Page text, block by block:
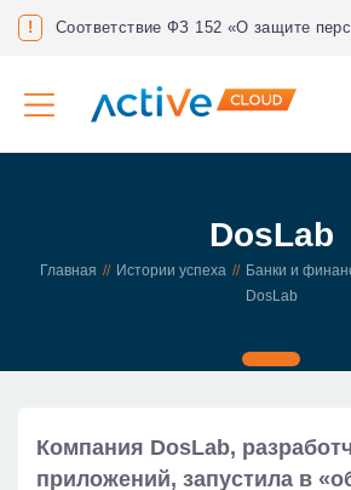
! Соответствие ФЗ 152 «О защите
DosLab
Главная Истории успеха
Банки и
DosLab
Компания DosLab,
приложений, запустила в